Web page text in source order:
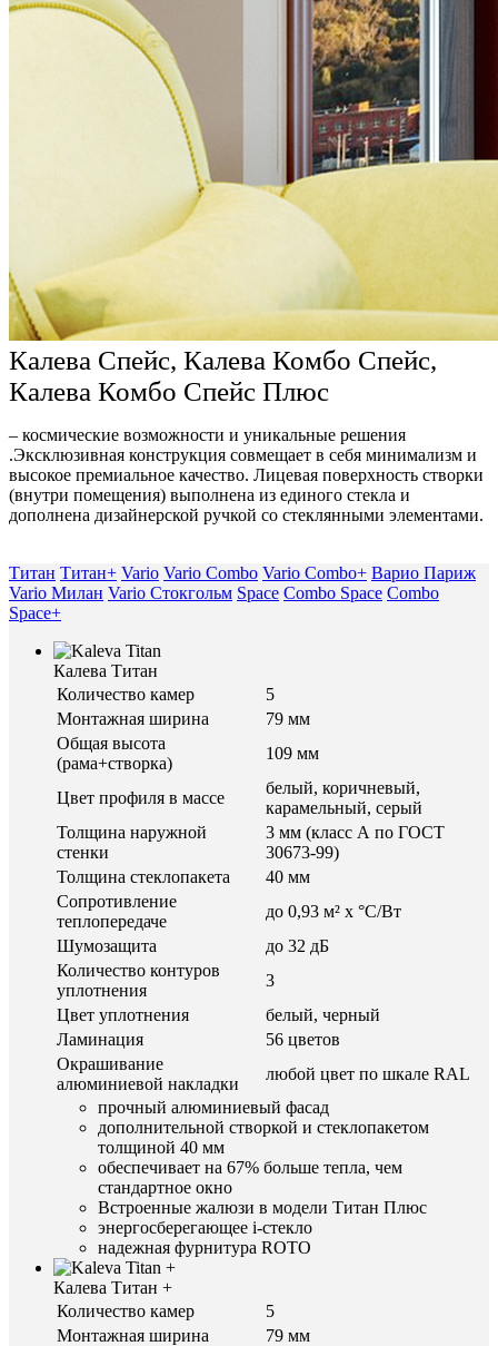
Калева Спейс, Калева Комбо Спейс,
Калева Комбо Спейс Плюс
– космические возможности и уникальные решения
.Эксклюзивная конструкция совмещает в себя минимализм и
высокое премиальное качество. Лицевая поверхность створки
(внутри помещения) выполнена из единого стекла и
дополнена дизайнерской ручкой со стеклянными элементами.
Титан Титан+ Vario Vario Combo Vario Combo+ Варио Париж
Vario Милан Vario Стокгольм Space Combo Space Combo
Space+
Калева Титан
Количество камер
5
Монтажная ширина
79 мм
Общая высота
(рама+створка)
109 мм
Цвет профиля в массе
белый, коричневый,
карамельный, серый
Толщина наружной
стенки
3 мм (класс А по ГОСТ
30673-99)
Толщина стеклопакета
40 мм
Сопротивление
теплопередаче
до 0,93 м² х °С/Вт
Шумозащита
до 32 дБ
Количество контуров
уплотнения
3
Цвет уплотнения
белый, черный
Ламинация
56 цветов
Окрашивание
алюминиевой накладки
любой цвет по шкале RAL
прочный алюминиевый фасад
дополнительной створкой и стеклопакетом
толщиной 40 мм
обеспечивает на 67% больше тепла, чем
стандартное окно
Встроенные жалюзи в модели Титан Плюс
энергосберегающее i-стекло
надежная фурнитура ROTO
Калева Титан +
Количество камер
5
Монтажная ширина
79 мм